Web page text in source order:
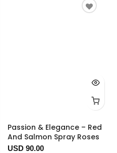
Passion & Elegance – Red
And Salmon Spray Roses
USD 90.00